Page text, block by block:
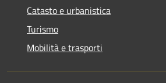
Catasto e urbanistica
Turismo
Mobilità e trasporti